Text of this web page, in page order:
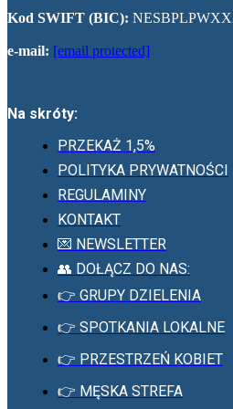
Kod SWIFT (BIC):
e-mail: [email protected]
Na skróty:
PRZEKAŻ 1,5%
POLITYKA PRYWATNOŚCI
REGULAMINY
KONTAKT
💌 NEWSLETTER
👥 DOŁĄCZ DO NAS:
👉 GRUPY DZIELENIA
👉 SPOTKANIA LOKALNE
👉 PRZESTRZEŃ KOBIET
👉 MĘSKA STREFA